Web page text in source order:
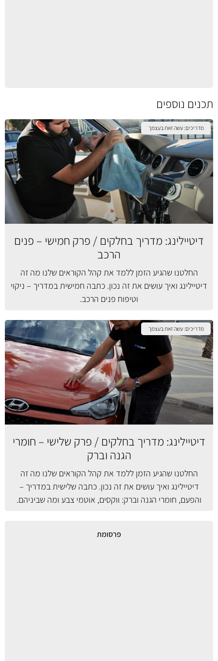
תכנים נוספים
מדריכים: עשה זאת בעצמך
דיטיילינג: מדריך בחלקים / פרק חמישי – פנים
הרכב
החלטנו שהגיע הזמן ללמד את קהל הקוראים שלנו מה זה
דיטיילינג ואיך עושים את זה נכון. כתבה חמישית במדריך – ניקוי
וטיפוח פנים הרכב.
מדריכים: עשה זאת בעצמך
דיטיילינג: מדריך בחלקים / פרק שלישי – חומרי
הגנה וברק
החלטנו שהגיע הזמן ללמד את קהל הקוראים שלנו מה זה
דיטיילינג ואיך עושים את זה נכון. כתבה שלישית במדריך –
והפעם, חומרי הגנה וברק: ווקסים, אוטמי צבע ומה שביניהם.
פרסומת